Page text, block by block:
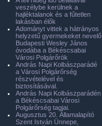
veszélybe kerülnek a
hajléktalanok és a fűtetlen
lakásban élők
Adományt vittek a hátrányos
helyzetű gyermekeket nevelő
Budapesti Wesley János
óvodába a Békéscsabai
Városi Polgárőrök
András Napi Kolbászparádé
a Városi Polgárőrség
részvételével és
biztosításával.
András Napi Kolbászparádén
a Békéscsabai Városi
Polgárőrség tagjai.
Augusztus 20. Államalapító
Szent István Ünnepe,